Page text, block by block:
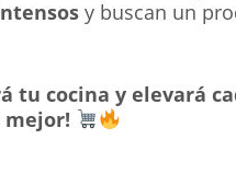
y buscan un
cocina y elevará
mejor!